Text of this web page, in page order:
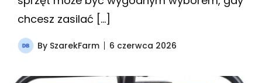
chcesz zasilać […]
By SzarekFarm 6 czerwca 2026